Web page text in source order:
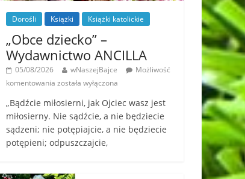
Dorośli Książki Książki katolickie
„Obce dziecko” –
Wydawnictwo ANCILLA
05/08/2026 wNaszejBajce
Możliwość
komentowania została wyłączona
„Bądźcie miłosierni, jak Ojciec wasz jest
miłosierny. Nie sądźcie, a nie będziecie
sądzeni; nie potępiajcie, a nie będziecie
potępieni; odpuszczajcie,